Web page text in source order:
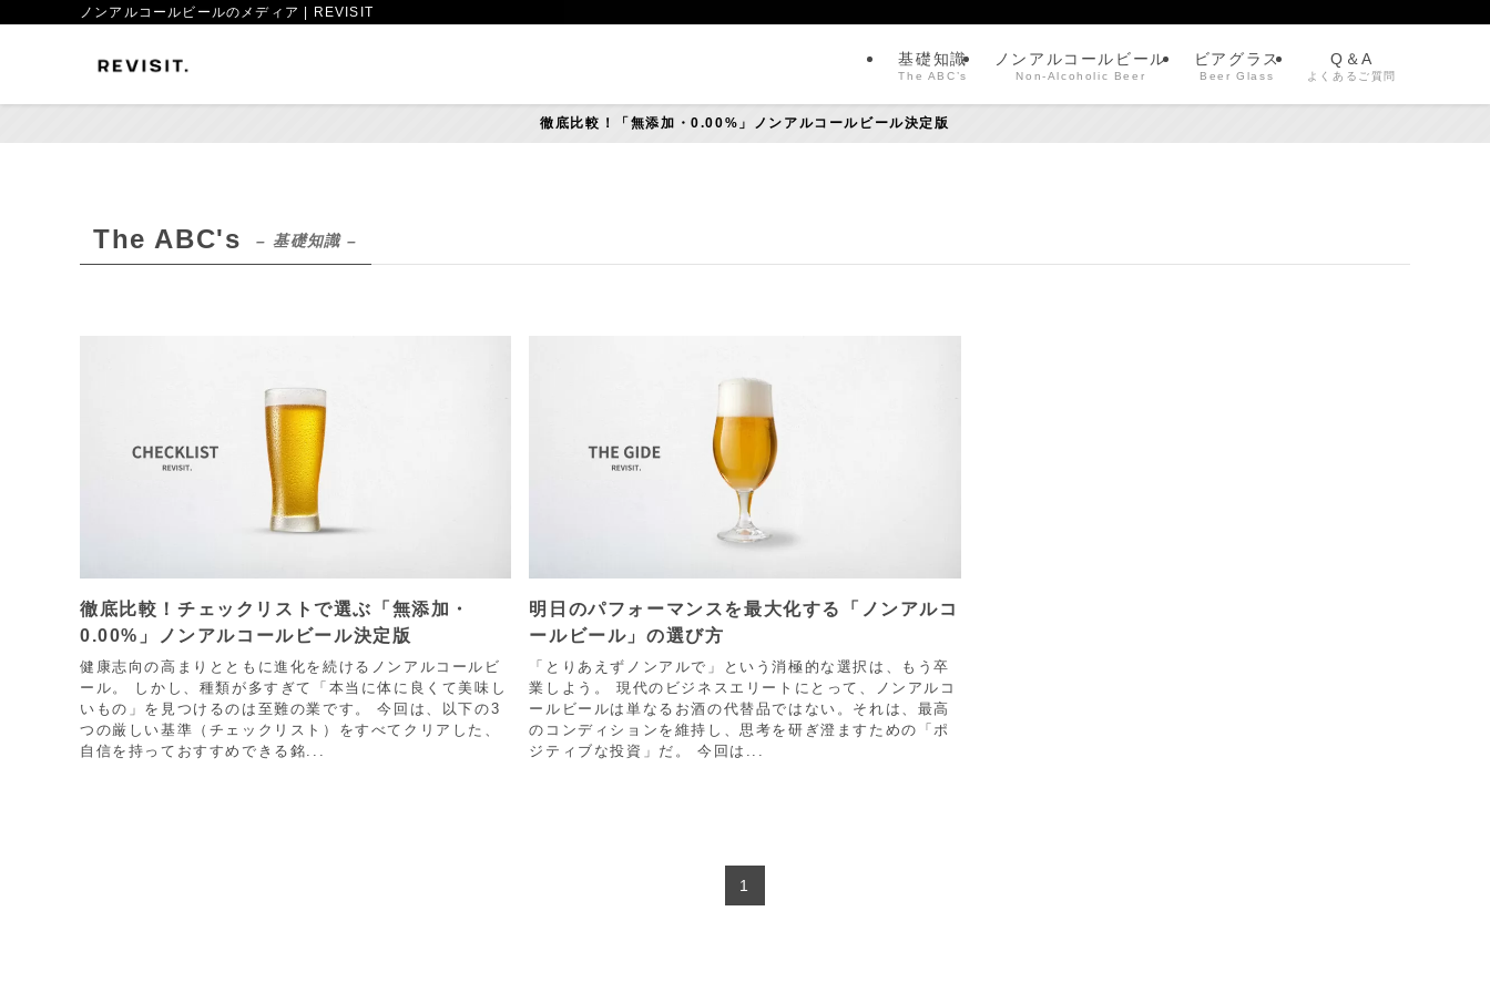
ノンアルコールビールのメディア | REVISIT
基礎知識
The ABC’s
ノンアルコールビール
Non-Alcoholic Beer
ビアグラス
Beer Glass
Q＆A
よくあるご質問
徹底比較！「無添加・0.00%」ノンアルコールビール決定版
The ABC's – 基礎知識 –
徹底比較！チェックリストで選ぶ「無添加・
0.00%」ノンアルコールビール決定版
健康志向の高まりとともに進化を続けるノンアルコールビ
ール。 しかし、種類が多すぎて「本当に体に良くて美味し
いもの」を見つけるのは至難の業です。 今回は、以下の3
つの厳しい基準（チェックリスト）をすべてクリアした、
自信を持っておすすめできる銘...
明日のパフォーマンスを最大化する「ノンアルコ
ールビール」の選び方
「とりあえずノンアルで」という消極的な選択は、もう卒
業しよう。 現代のビジネスエリートにとって、ノンアルコ
ールビールは単なるお酒の代替品ではない。それは、最高
のコンディションを維持し、思考を研ぎ澄ますための「ポ
ジティブな投資」だ。 今回は...
1